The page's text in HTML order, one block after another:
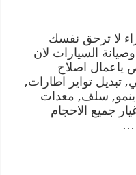
الجهراء
مغلقة
لا ترحق نفسك
السيارات لان
اصلاح
تبديل تواير اطارات,
سلف, معدات
جميع الاحجام
…